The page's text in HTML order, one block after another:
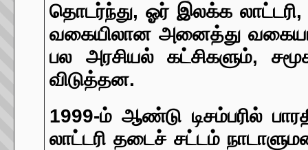
தொடர்ந்து, ஓர் இலக்க
வகையிலான அனைத்து
பல அரசியல் கட்சிகளும்,
விடுத்தன.
1999-ம் ஆண்டு டிசம்பரில்
லாட்டரி தடைச் சட்டம்